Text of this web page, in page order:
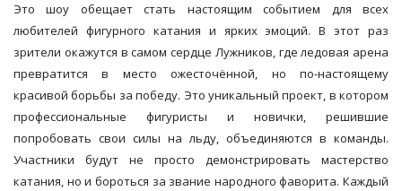
Это шоу обещает стать настоящим событием для всех
любителей фигурного катания и ярких эмоций. В этот раз
зрители окажутся в самом сердце Лужников, где ледовая арена
превратится в место ожесточённой, но по-настоящему
красивой борьбы за победу. Это уникальный проект, в котором
профессиональные фигуристы и новички, решившие
попробовать свои силы на льду, объединяются в команды.
Участники будут не просто демонстрировать мастерство
катания, но и бороться за звание народного фаворита. Каждый